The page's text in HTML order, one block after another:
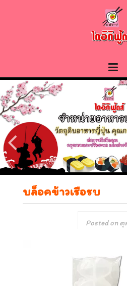
บล็อคข้าวเรือรบ
Posted onตุ